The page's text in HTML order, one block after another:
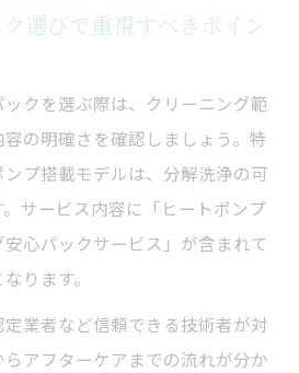
選びで重視すべきポイン
クを選ぶ際は、クリーニング範
の明確さを確認しましょう。特
プ搭載モデルは、分解洗浄の可
サービス内容に「ヒートポンプ
心パックサービス」が含まれて
ります。
業者など信頼できる技術者が対
アフターケアまでの流れが分か